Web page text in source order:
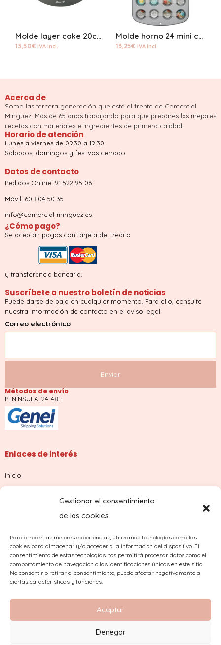
Gestionar el consentimiento
de las cookies
Para ofrecer las mejores experiencias, utilizamos tecnologías como las
cookies para almacenar y/o acceder a la información del dispositivo. El
consentimiento de estas tecnologías nos permitirá procesar datos como el
comportamiento de navegación o las identificaciones únicas en este sitio.
No consentir o retirar el consentimiento, puede afectar negativamente a
ciertas características y funciones.
Aceptar
Denegar
Molde layer cake 20cms
13,50€ IVA Incl.
Molde horno 24 mini cupcakes
13,25€ IVA Incl.
Acerca de
Somo las tercera generación que está al frente de Comercial
Minguez. Más de 65 años trabajando para que prepares las mejores
recetas con materiales e ingredientes de primera calidad.
Horario de atención
Lunes a viernes de 09.30 a 19:30
Sábados, domingos y festivos cerrado.
Datos de contacto
Pedidos Online: 91 522 95 06
Móvil: 60 804 50 35
info@comercial-minguez.es
¿Cómo pago?
Se aceptan pagos con tarjeta de crédito
y transferencia bancaria.
Suscríbete a nuestro boletín de noticias
Puede darse de baja en cualquier momento. Para ello, consulte
nuestra información de contacto en el aviso legal.
Correo electrónico
Métodos de envío
PENÍNSULA: 24-48H
Enlaces de interés
Inicio
¿Dudas con tu pedido?
2023 Copyright © Comercial Mínguez